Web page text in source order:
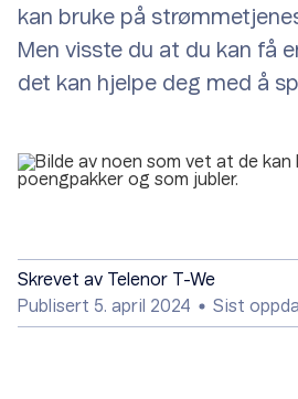
kan bruke på
Men visste du at du kan få
det kan hjelpe deg med å
Skrevet av Telenor T-We
Publisert 5. april 2024
Sist